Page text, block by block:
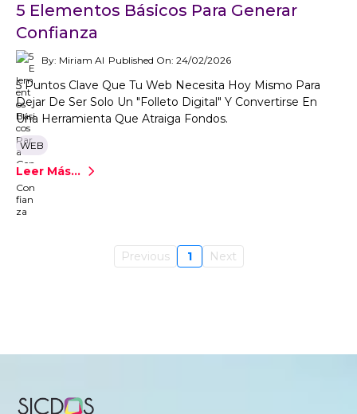
5 Elementos Básicos Para Generar
Confianza
By: Miriam AI Published On: 24/02/2026
5 Puntos Clave Que Tu Web Necesita Hoy Mismo Para
Dejar De Ser Solo Un "folleto Digital" Y Convertirse En
Una Herramienta Que Atraiga Fondos.
WEB
Leer Más...
Previous 1 Next